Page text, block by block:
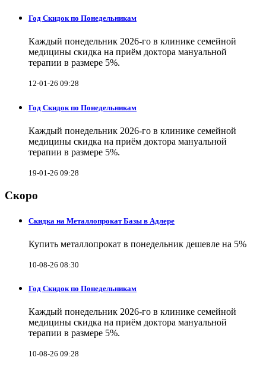
Год Скидок по Понедельникам
Каждый понедельник 2026-го в клинике семейной
медицины скидка на приём доктора мануальной
терапии в размере 5%.
12-01-26 09:28
Год Скидок по Понедельникам
Каждый понедельник 2026-го в клинике семейной
медицины скидка на приём доктора мануальной
терапии в размере 5%.
19-01-26 09:28
Скоро
Скидка на Металлопрокат Базы в Адлере
Купить металлопрокат в понедельник дешевле на 5%
10-08-26 08:30
Год Скидок по Понедельникам
Каждый понедельник 2026-го в клинике семейной
медицины скидка на приём доктора мануальной
терапии в размере 5%.
10-08-26 09:28